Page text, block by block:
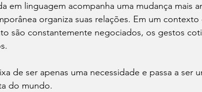
em linguagem acompanha uma mudança mais
organiza suas relações. Em um contexto
são constantemente negociados, os gestos
de ser apenas uma necessidade e passa a ser
do mundo.